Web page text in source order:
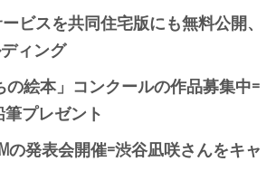
ビスを共同住宅版にも無料公開、
ィング
絵本」コンクールの作品募集中=
プレゼント
の発表会開催=渋谷凪咲さんをキャ